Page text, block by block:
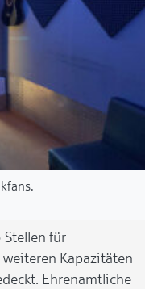
für
Kapazitäten
Ehrenamtliche